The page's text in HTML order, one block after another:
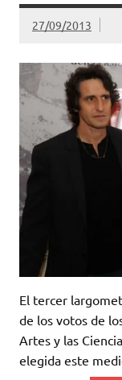
27/09/2013
El tercer
de los votos de
Artes y las
elegida este